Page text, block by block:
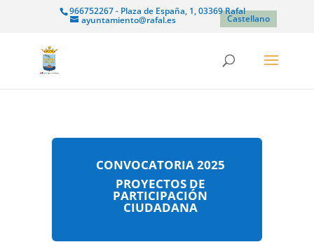
966752267 - Plaza de España, 1, 03369 Rafal
ayuntamiento@rafal.es Castellano
CONVOCATORIA 2025
PROYECTOS DE
PARTICIPACIÓN
CIUDADANA